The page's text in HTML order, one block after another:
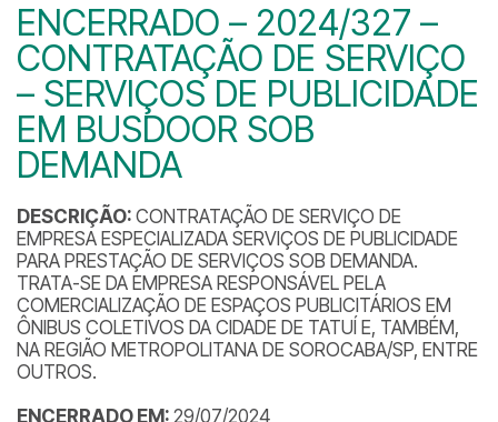
ENCERRADO – 2024/327 –
CONTRATAÇÃO DE SERVIÇO
– SERVIÇOS DE PUBLICIDADE
EM BUSDOOR SOB
DEMANDA
DESCRIÇÃO: CONTRATAÇÃO DE SERVIÇO DE
EMPRESA ESPECIALIZADA SERVIÇOS DE PUBLICIDADE
PARA PRESTAÇÃO DE SERVIÇOS SOB DEMANDA.
TRATA-SE DA EMPRESA RESPONSÁVEL PELA
COMERCIALIZAÇÃO DE ESPAÇOS PUBLICITÁRIOS EM
ÔNIBUS COLETIVOS DA CIDADE DE TATUÍ E, TAMBÉM,
NA REGIÃO METROPOLITANA DE SOROCABA/SP, ENTRE
OUTROS.
ENCERRADO EM: 29/07/2024